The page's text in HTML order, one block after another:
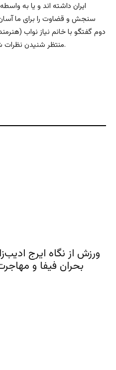
ایران داشته اند و یا به
سنجش و قضاوت را برای ما
دوم گفتگو با خانم نیاز نواب
منتظر شنیدن نظرات شما در ارتباط با این برنامه هستیم.
ورزش از نگاه ایرج
بحران فیفا و مهاجرت ـ ۱۴ مرداد / ۵